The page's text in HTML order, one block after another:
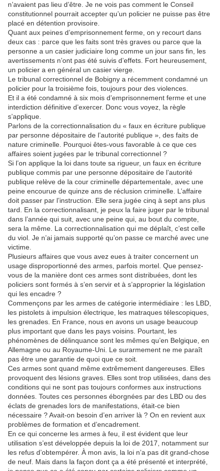
n’avaient pas lieu d’être. Je ne vois pas comment le Conseil
constitutionnel pourrait accepter qu’un policier ne puisse pas être
placé en détention provisoire.
Quant aux peines d’emprisonnement ferme, on y recourt dans
deux cas : parce que les faits sont très graves ou parce que la
personne a un casier judiciaire long comme un jour sans fin, les
avertissements n’ont pas été suivis d’effets. Fort heureusement,
un policier a en général un casier vierge.
Le tribunal correctionnel de Bobigny a récemment condamné un
policier pour la troisième fois, toujours pour des violences.
Et il a été condamné à six mois d’emprisonnement ferme et une
interdiction définitive d’exercer. Donc vous voyez, la règle
s’applique.
Parlons de la correctionnalisation du « faux en écriture publique
par personne dépositaire de l’autorité publique », des faits de
nature criminelle. Pourquoi êtes-vous favorable à ce que ces
affaires soient jugées par le tribunal correctionnel ?
Si l’on applique la loi dans toute sa rigueur, un faux en écriture
publique commis par une personne dépositaire de l’autorité
publique relève de la cour criminelle départementale, avec une
peine encourue de quinze ans de réclusion criminelle. L’affaire
doit passer par l’instruction. Elle sera jugée cinq à sept ans plus
tard. En la correctionnalisant, je peux la faire juger par le tribunal
dans l’année qui suit, avec une peine qui, au bout du compte,
sera la même. La correctionnalisation qui me déplaît, c’est celle
du viol. Je n’ai jamais supporté qu’on passe ce marché avec une
victime.
Plusieurs affaires que vous avez eues à traiter concernent un
usage disproportionné des armes, parfois mortel. Que pensez-
vous de la manière dont ces armes sont distribuées, dont les
policiers sont formés à s’en servir et à s’approprier la législation
qui les encadre ?
Commençons par les armes de catégorie intermédiaire : les LBD,
les pistolets à impulsion électrique, les matraques télescopiques,
les grenades. En France, nous en avons un usage beaucoup
plus important que dans les pays voisins. Pourtant, les
phénomènes de délinquance sont les mêmes qu’en Belgique, en
Allemagne ou au Royaume-Uni. Le surarmement ne me paraît
pas être une garantie de quoi que ce soit.
Ces armes sont quand même extrêmement dangereuses. Elles
provoquent des lésions graves. Elles sont trop utilisées, dans des
conditions qui ne sont pas toujours conformes aux instructions
données. Toutes ces personnes éborgnées par des LBD ou des
éclats de grenades lors de manifestations, était-ce bien
nécessaire ? Avait-on besoin d’en arriver là ? On en revient aux
problèmes de formation et d’encadrement.
En ce qui concerne les armes à feu, il est évident que leur
utilisation s’est développée depuis la loi de 2017, notamment sur
les refus d’obtempérer. À mon avis, la loi n’a pas dit grand-chose
de neuf. Mais dans la façon dont ça a été présenté et interprété,